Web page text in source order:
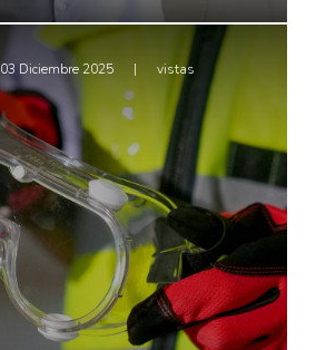
03 Diciembre 2025 | vistas